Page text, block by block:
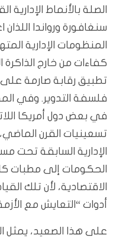
الصلة بالأنماط الإدارية
سنغافورة ورواندا
المنظومات الإدارية
كفاءات من خارج الذاكرة
تطبيق رقابة صارمة على
فلسفة التدوير. وفي
في بعض دول أمريكا
تسعينيات القرن
الإدارية السابقة تحت
الحكومات إلى مطبات
الاقتصادية، لأن تلك
أدوات “التعايش مع
على هذا الصعيد، يمثل